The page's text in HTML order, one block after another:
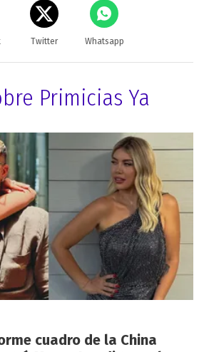
Twitter Whatsapp
Primicias Ya
cuadro de la China